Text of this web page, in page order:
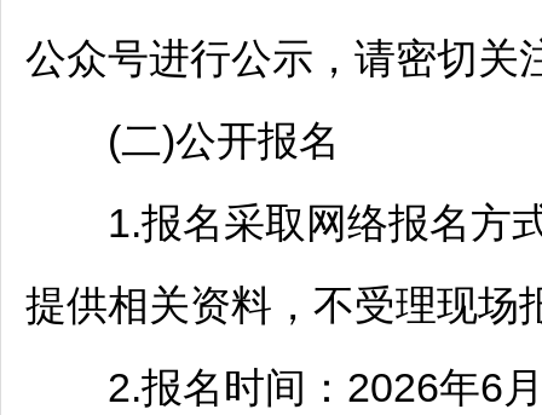
公众号进行公示，请密切关
(二)公开报名
1.报名采取网络报名方
提供相关资料，不受理现场
2.报名时间：2026年6月